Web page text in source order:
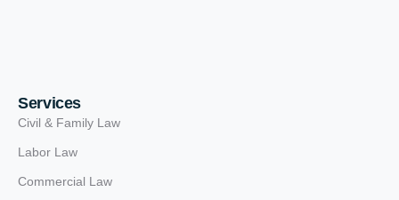
Services
Civil & Family Law
Labor Law
Commercial Law